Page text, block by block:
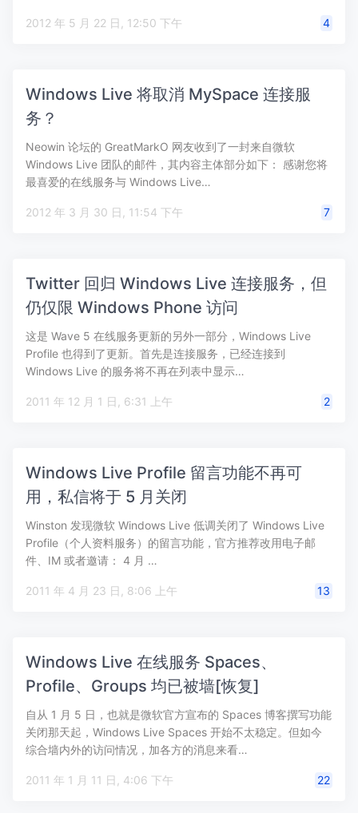
2012 年 5 月 22 日, 12:50 下午 4
Windows Live 将取消 MySpace 连接服
务？
Neowin 论坛的 GreatMarkO 网友收到了一封来自微软
Windows Live 团队的邮件，其内容主体部分如下： 感谢您将
最喜爱的在线服务与 Windows Live…
2012 年 3 月 30 日, 11:54 下午 7
Twitter 回归 Windows Live 连接服务，但
仍仅限 Windows Phone 访问
这是 Wave 5 在线服务更新的另外一部分，Windows Live
Profile 也得到了更新。首先是连接服务，已经连接到
Windows Live 的服务将不再在列表中显示…
2011 年 12 月 1 日, 6:31 上午 2
Windows Live Profile 留言功能不再可
用，私信将于 5 月关闭
Winston 发现微软 Windows Live 低调关闭了 Windows Live
Profile（个人资料服务）的留言功能，官方推荐改用电子邮
件、IM 或者邀请： 4 月 …
2011 年 4 月 23 日, 8:06 上午 13
Windows Live 在线服务 Spaces、
Profile、Groups 均已被墙[恢复]
自从 1 月 5 日，也就是微软官方宣布的 Spaces 博客撰写功能
关闭那天起，Windows Live Spaces 开始不太稳定。但如今
综合墙内外的访问情况，加各方的消息来看…
2011 年 1 月 11 日, 4:06 下午 22